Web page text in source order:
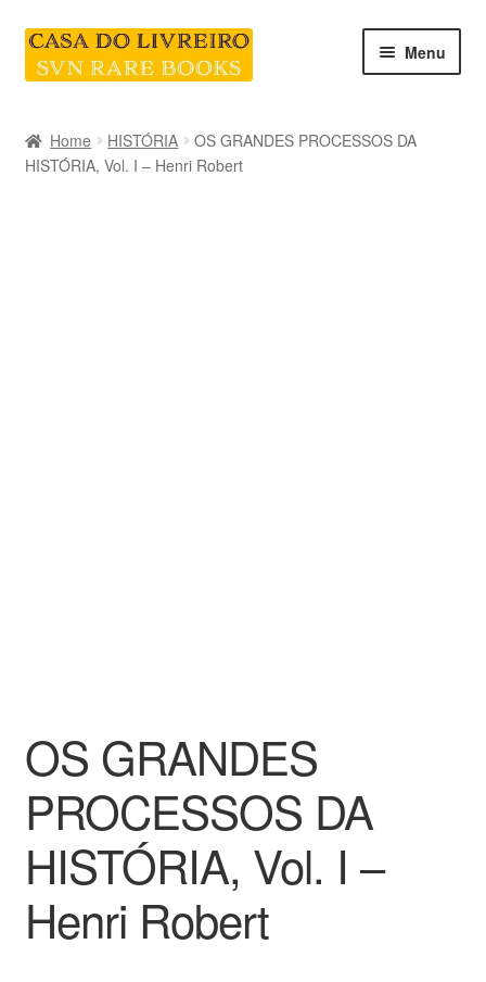
Skip
to
Skip
to
Menu
CATEGORIAS E COLEÇÕES
Home HISTÓRIA
OS GRANDES PROCESSOS DA
HISTÓRIA, Vol. I – Henri Robert
OS GRANDES
PROCESSOS DA
HISTÓRIA, Vol. I –
Henri Robert